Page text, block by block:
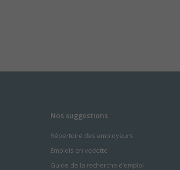
Nos suggestions
Répertoire des employeurs
Emplois en vedette
Guide de la recherche d’emploi